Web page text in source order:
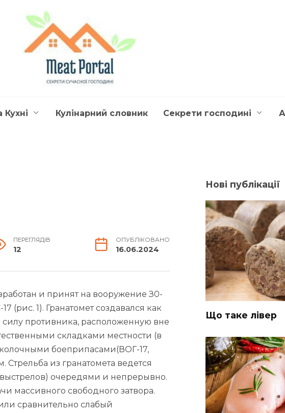
Кулінарний словник Секрети господині
ПЕРЕГЛЯДІВ
12
ОПУБЛІКОВАНО
16.06.2024
и принят на вооружение З0-
(рис. 1). Гранатомет создавался как
противника, расположенную вне
складка­ми местности (в
боеприпасами(ВОГ-17,
из гранатомета ведется
очередями и непрерывно.
массивного свободного затвора.
сравнительно слабый
Нові публікації
Що таке лівер